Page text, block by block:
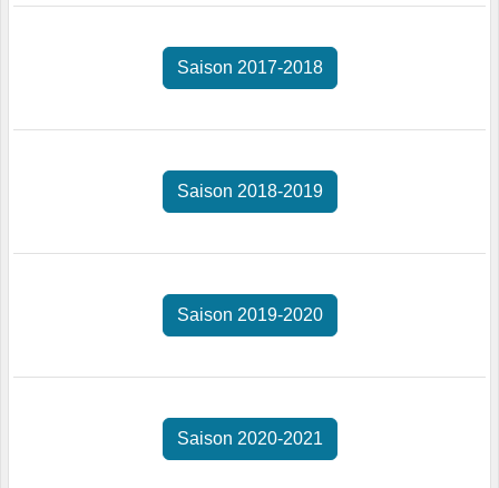
Saison 2017-2018
Saison 2018-2019
Saison 2019-2020
Saison 2020-2021